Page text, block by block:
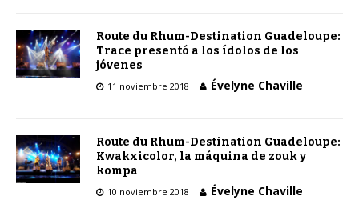
Route du Rhum-Destination Guadeloupe:
Trace presentó a los ídolos de los
jóvenes
11 noviembre 2018 Évelyne Chaville
Route du Rhum-Destination Guadeloupe:
Kwakxicolor, la máquina de zouk y
kompa
10 noviembre 2018 Évelyne Chaville